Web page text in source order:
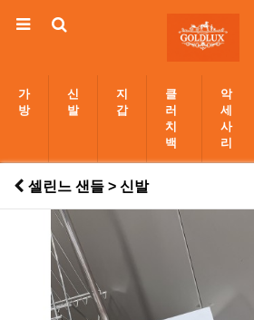
가
방
신
발
지
갑
클
러
치
백
악
세
사
리
셀린느 샌들 > 신발